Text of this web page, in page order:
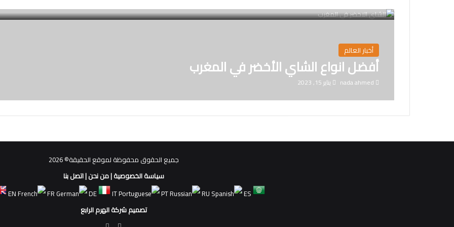
أخبار العالم
أفضل انواع الشاي الأخضر في المغرب
nada ahmed يناير 15, 2023
جميع الحقوق محفوظة لموقع الحقيقة© 2026
سياسة الخصوصية|من نحن|اتصل بنا
EN FR DE IT PT RU
ES
تصميم شركة الهرم الرابع